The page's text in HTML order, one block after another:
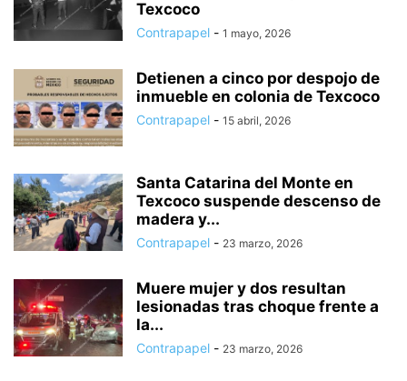
OTUMBA OTZOLOTEPEC OZUMBA
SAN MARTÍN DE LAS PIRÁMIDES SAN MATEO ATENCO SEGURIDAD
SIN CATEGORÍA SOYANIQUILPAN TECÁMAC TECNOLOGÍA
TEJUPILCO TEMAMATLA TEMASCALAPA TEMASCALCINGO
TEMASCALTEPEC
Texcoco
Contrapapel - 1 mayo, 2026
Detienen a cinco por despojo de
inmueble en colonia de Texcoco
Contrapapel - 15 abril, 2026
Santa Catarina del Monte en
Texcoco suspende descenso de
madera y...
Contrapapel - 23 marzo, 2026
Muere mujer y dos resultan
lesionadas tras choque frente a
la...
Contrapapel - 23 marzo, 2026